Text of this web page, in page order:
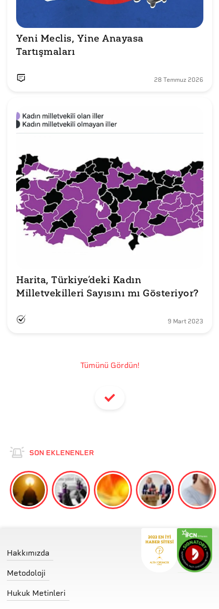
Yeni Meclis, Yine Anayasa
Tartışmaları
28 Temmuz 2026
Harita, Türkiye’deki Kadın
Milletvekilleri Sayısını mı Gösteriyor?
9 Mart 2023
Tümünü Gördün!
SON EKLENENLER
Hakkımızda
Metodoloji
Hukuk Metinleri